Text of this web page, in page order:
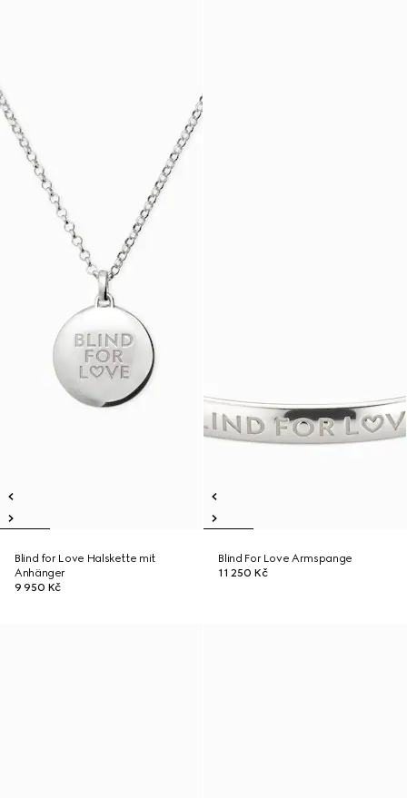
Blind for Love Halskette mit
Anhänger
9 950 Kč
Blind For Love Armspange
11 250 Kč